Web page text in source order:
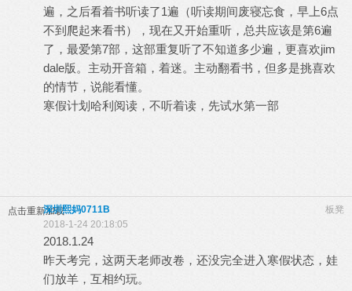
遍，之后看着书听读了1遍（听读期间废寝忘食，早上6点
不到爬起来看书），现在又开始重听，总共应该是第6遍
了，最爱第7部，这部重复听了不知道多少遍，更喜欢jim
dale版。主动开音箱，着迷。主动翻看书，但多是挑喜欢
的情节，说能看懂。
寒假计划哈利阅读，不听着读，先试水第一部
点击重新加载 板凳
深圳熙妈0711B
2018-1-24 20:18:05
2018.1.24
昨天考完，这两天老师改卷，还没完全进入寒假状态，娃
们放羊，互相约玩。